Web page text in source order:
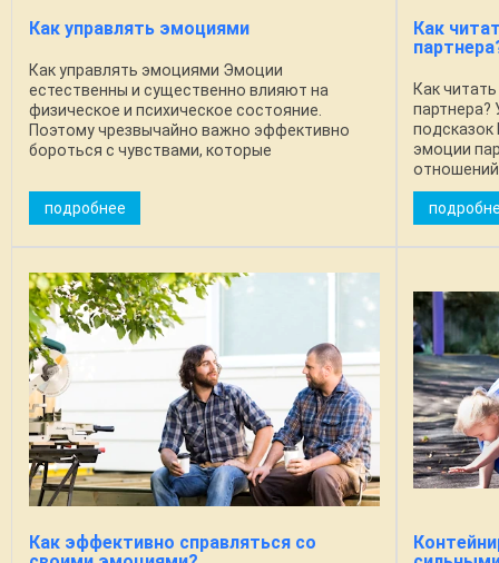
Как управлять эмоциями
Как управлять эмоциями Эмоции
естественны и существенно влияют на
физическое и психическое состояние.
Поэтому чрезвычайно важно эффективно
бороться с чувствами, которые
Существует 8 шагов для распознавания и ...
подробнее
Как
Как
партнера?
подсказок
эмоции
человека
Как эффективно справляться со